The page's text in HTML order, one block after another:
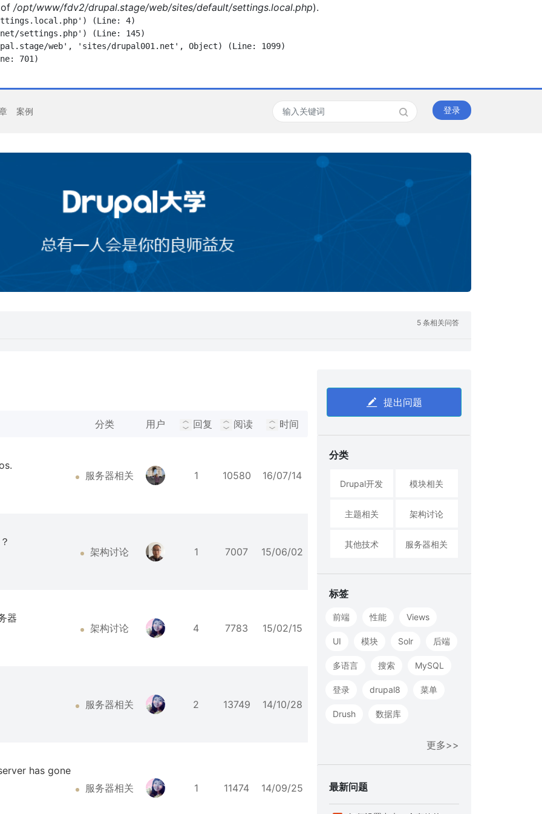
/opt/www/fdv2/drupal.stage/web/sites/default/settings.local.php).
(Line: 4)
settings.php') (Line: 145)
web', 'sites/drupal001.net', Object) (Line: 1099)
701)
案例 登录
5 条相关问答
分类 用户 回复 阅读 时间
服务器相关
1 10580 16/07/14
架构讨论
1 7007 15/06/02
器
架构讨论
4 7783 15/02/15
服务器相关 2 13749 14/10/28
has gone
服务器相关
1 11474 14/09/25
提出问题
分类
Drupal开发 模块相关
主题相关 架构讨论
其他技术 服务器相关
标签
前端 性能 Views
UI 模块 Solr 后端
多语言 搜索 MySQL
登录 drupal8 菜单
Drush 数据库
更多>>
最新问题